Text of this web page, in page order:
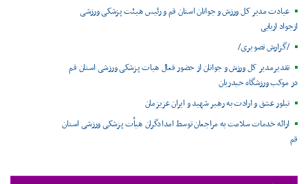
عیادت مدیر کل ورزش و جوانان استان قم و رئیس هیئت پزشکی ورزشی
ازجواد اربابی
/گزارش تصویری/
تقدیرمدیر کل ورزش و جوانان از حضور فعال هیات پزشکی ورزشی استان قم
در موکب ورزشگاه حیدریان
تبلور عشق و ارادت به رهبر شهید و ایران عزیزمان
ارائه خدمات سلامت به مراجعان توسط امدادگران هیأت پزشکی ورزشی استان
قم